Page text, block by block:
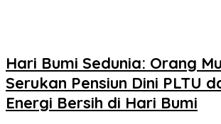
Hari Bumi Sedunia: Orang
Serukan Pensiun Dini PLTU
Energi Bersih di Hari Bumi